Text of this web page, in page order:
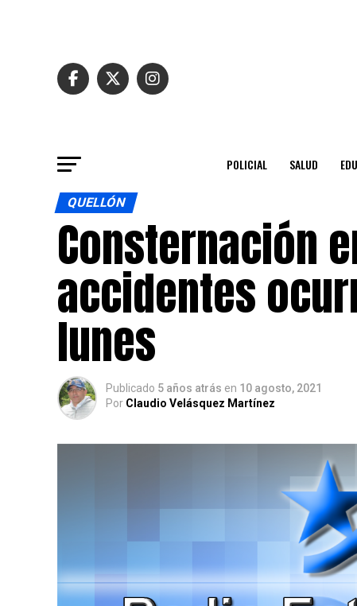
POLICIAL SALUD
QUELLÓN
Consternación
accidentes
lunes
Publicado 5 años atrás en 10 agosto, 2021
Por Claudio Velásquez Martínez